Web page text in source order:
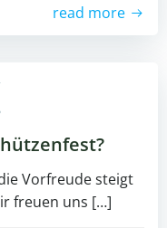
read more
Vorfreude steigt
freuen uns […]